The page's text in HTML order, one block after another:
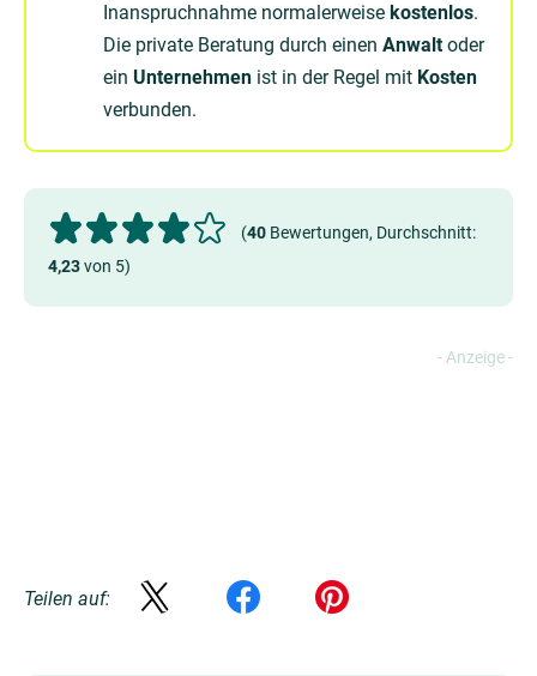
Inanspruchnahme normalerweise kostenlos.
Die private Beratung durch einen Anwaltoder
ein Unternehmen ist in der Regel mit Kosten
verbunden.
(40 Bewertungen, Durchschnitt:
4,23von 5)
Teilen auf: